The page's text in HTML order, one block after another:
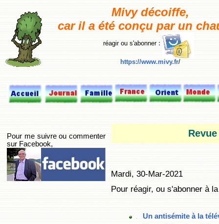
Mivy décoiffe,
car il a été conçu par un
réagir ou s'abonner :
https://www.mivy.fr/
Pour me suivre ou commenter
sur Facebook,
Mardi, 30-Mar-2021
Pour réagir, ou s'abonner à
Un antisémite à la